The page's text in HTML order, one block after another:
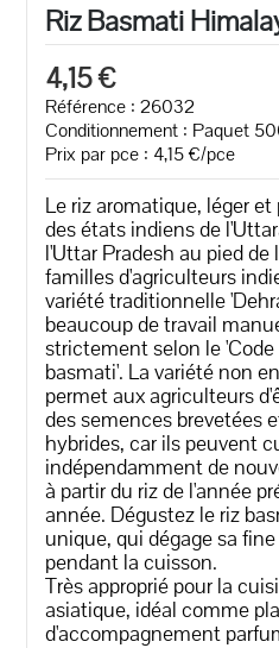
Riz Basmati
4,15 €
Référence : 26032
Conditionnement : Paquet
Prix par pce : 4,15 €/pce
Le riz aromatique, léger
des états indiens de
l'Uttar Pradesh au pied de
familles d'agriculteurs
variété traditionnelle
beaucoup de travail
strictement selon le 'Code
basmati'. La variété non
permet aux agriculteurs
des semences brevetées
hybrides, car ils peuvent
indépendamment de
à partir du riz de l'année
année. Dégustez le riz
unique, qui dégage sa
pendant la cuisson.
Très approprié pour la
asiatique, idéal comme
d'accompagnement